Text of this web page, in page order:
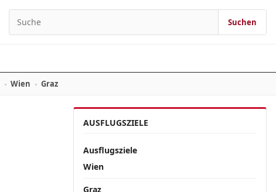
Suchen nach:
Suchen
Wien Graz
AUSFLUGSZIELE
Ausflugsziele
Wien
Graz